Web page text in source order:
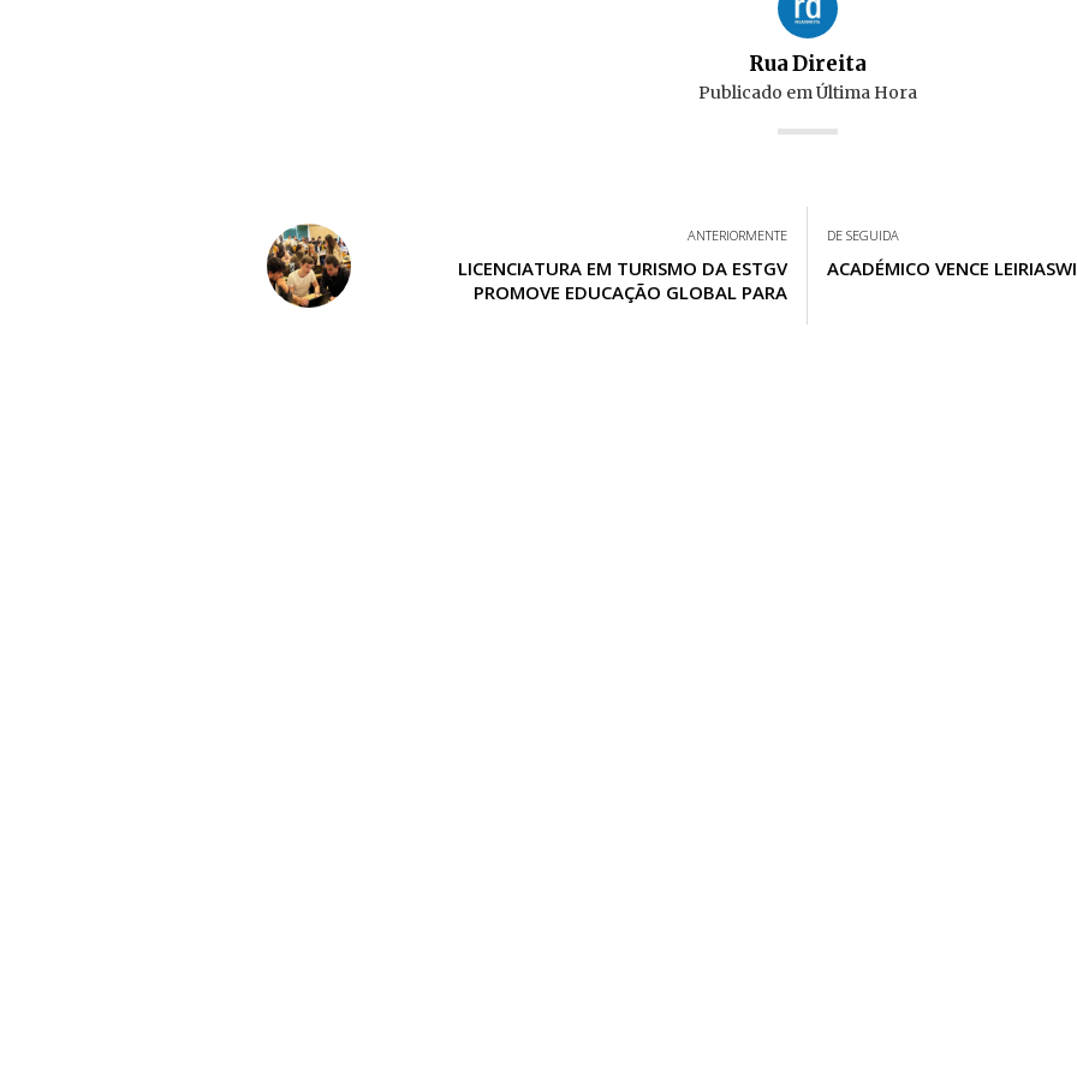
Rua Direita
Publicado emÚltima Hora
ANTERIORMENTE
LICENCIATURA EM TURISMO DA ESTGV
PROMOVE EDUCAÇÃO GLOBAL PARA
DE SEGUIDA
ACADÉMICO VENCE